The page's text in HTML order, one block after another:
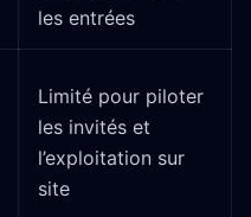
les entrées
Limité pour piloter
les invités et
l’exploitation sur
site